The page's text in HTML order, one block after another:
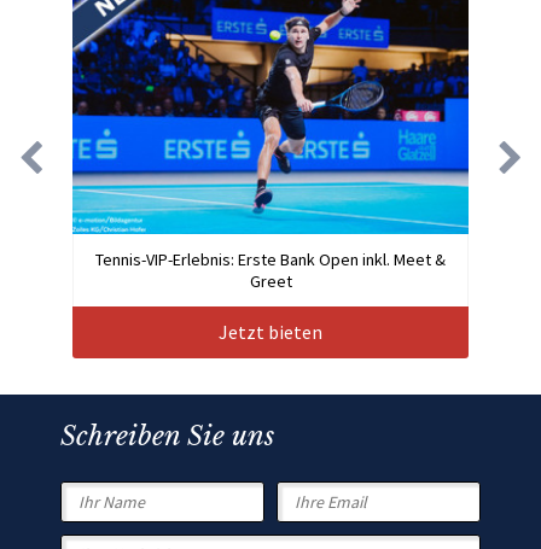
Tennis-VIP-Erlebnis: Erste Bank Open inkl. Meet &
Greet
Jetzt bieten
Schreiben Sie uns